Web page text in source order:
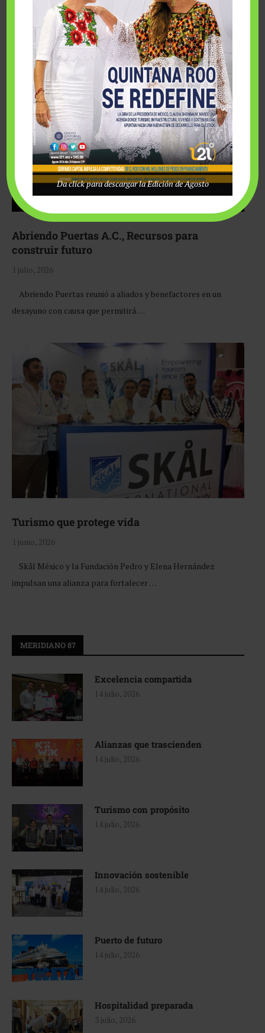
Fairmont Mayakoba y Make-A-Wish México unieron
esfuerzos para hacer realidad el deseo de una …
Abriendo Puertas A.C., Recursos para
construir futuro
1 julio, 2026
Abriendo Puertas reunió a aliados y benefactores en un
desayuno con causa que permitirá …
Turismo que protege vida
1 junio, 2026
Skål México y la Fundación Pedro y Elena Hernández
impulsan una alianza para fortalecer …
MERIDIANO 87
Excelencia compartida
14 julio, 2026
Alianzas que trascienden
14 julio, 2026
Turismo con propósito
14 julio, 2026
Innovación sostenible
14 julio, 2026
Puerto de futuro
14 julio, 2026
Hospitalidad preparada
3 julio, 2026
Da click para descargar la Edición de Agosto